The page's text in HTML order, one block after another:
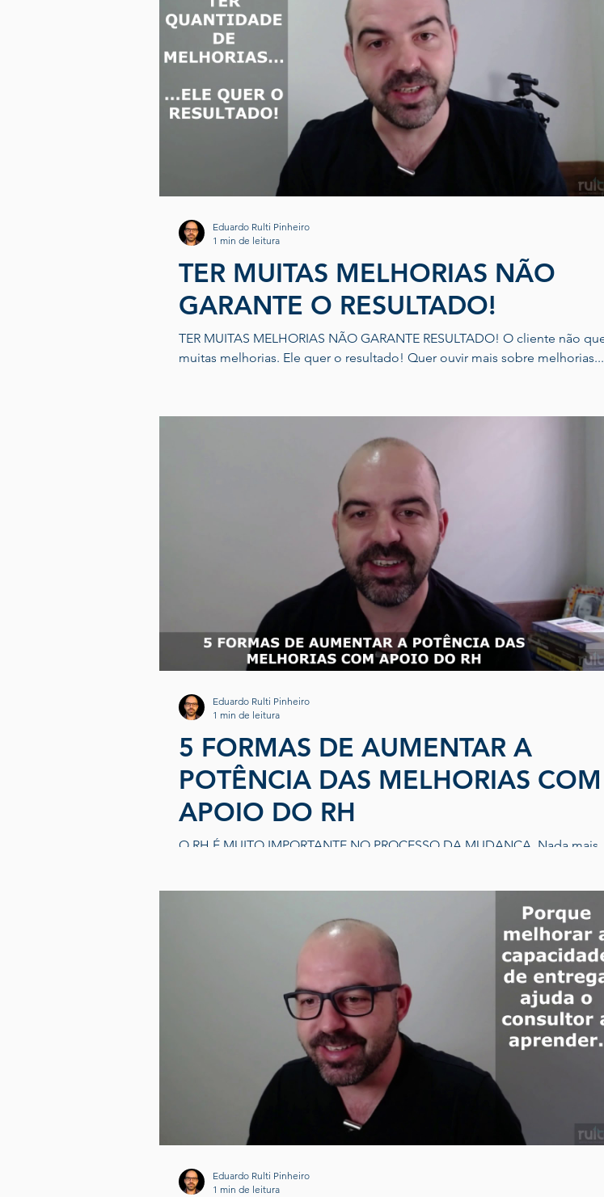
TER MUITAS MELHORIAS NÃO
GARANTE O RESULTADO!
TER MUITAS MELHORIAS NÃO GARANTE RESULTADO! O cliente não quer
muitas melhorias. Ele quer o resultado! Quer ouvir mais sobre melhorias...
Eduardo Rulti Pinheiro
1 min de leitura
5 FORMAS DE AUMENTAR A
POTÊNCIA DAS MELHORIAS COM
APOIO DO RH
O RH É MUITO IMPORTANTE NO PROCESSO DA MUDANÇA. Nada mais
Eduardo Rulti Pinheiro
1 min de leitura
Eduardo Rulti Pinheiro
1 min de leitura